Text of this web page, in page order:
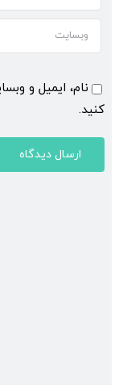
نام، ایمیل و
کنید.